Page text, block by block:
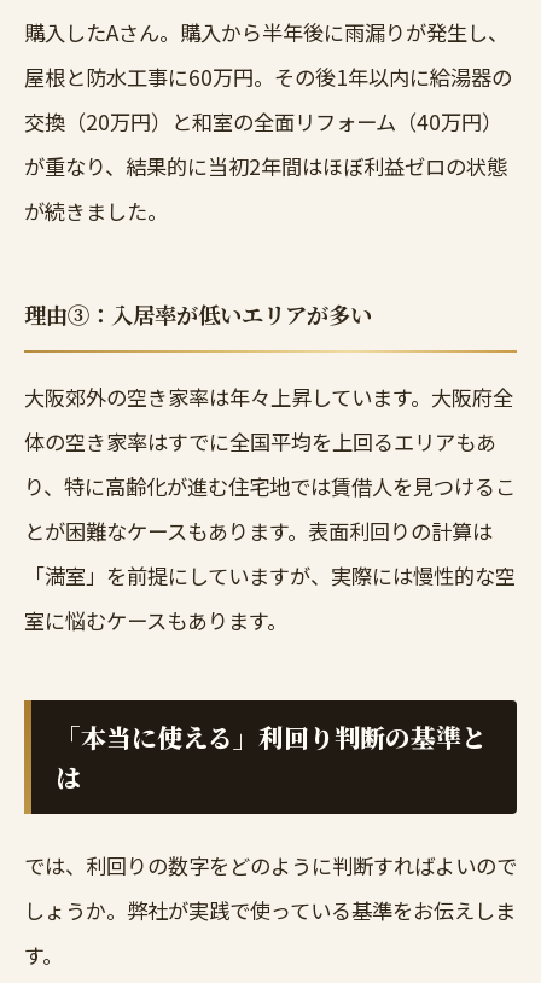
購入したAさん。購入から半年後に雨漏りが発生し、
屋根と防水工事に60万円。その後1年以内に給湯器の
交換（20万円）と和室の全面リフォーム（40万円）
が重なり、結果的に当初2年間はほぼ利益ゼロの状態
が続きました。
理由③：入居率が低いエリアが多い
大阪郊外の空き家率は年々上昇しています。大阪府全
体の空き家率はすでに全国平均を上回るエリアもあ
り、特に高齢化が進む住宅地では賃借人を見つけるこ
とが困難なケースもあります。表面利回りの計算は
「満室」を前提にしていますが、実際には慢性的な空
室に悩むケースもあります。
「本当に使える」利回り判断の基準と
は
では、利回りの数字をどのように判断すればよいので
しょうか。弊社が実践で使っている基準をお伝えしま
す。